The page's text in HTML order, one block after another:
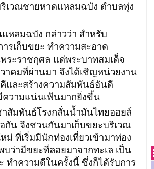
เวณชายหาดแหลมฉบัง ตำบลทุ่ง
มฉบัง กล่าวว่า สำหรับ
เก็บขยะ ทำความสะอาด
ระราชกุศล แด่พระบาทสมเด็จ
าคมที่ผ่านมา จึงได้เชิญหน่วยงาน
คีและสร้างความสัมพันธ์อันดี
ความแน่นเฟ้นมากยิ่งขึ้น
พันธ์โรงกลั่นน้ำมันไทยออยล์
กัน จึงชวนกันมาเก็บขยะบริเวณ
ที่เริ่มมีนักท่องเที่ยวเข้ามาท่อง
ว่ามีขยะที่ลอยมาจากทะเล เป็น
ทำความดีในครั้งนี้ ซึ่งก็ได้รับการ